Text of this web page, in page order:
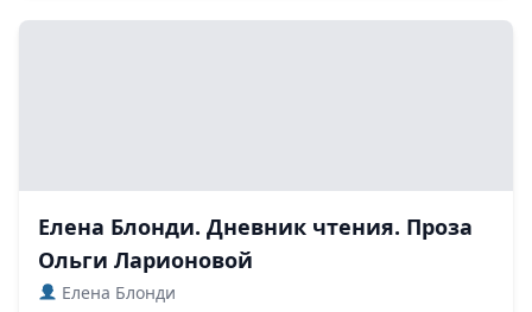
Елена Блонди. Дневник чтения. Проза
Ольги Ларионовой
Елена Блонди